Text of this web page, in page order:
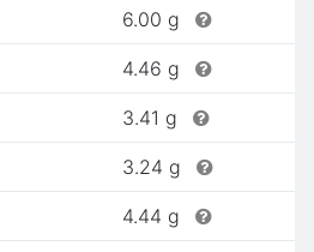
6.00 g
4.46 g
3.41 g
3.24 g
4.44 g